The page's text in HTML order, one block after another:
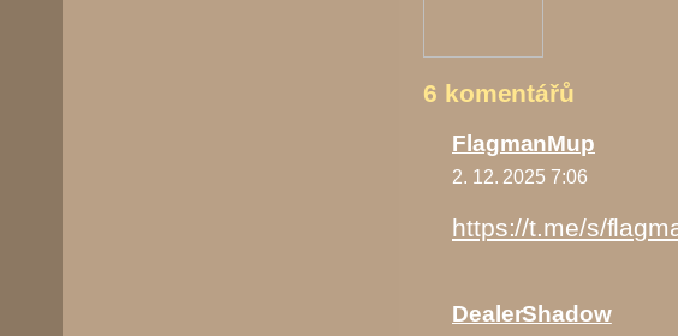
6 komentářů
FlagmanMup
2. 12. 2025 7:06
https://t.me/s/
DealerShadow